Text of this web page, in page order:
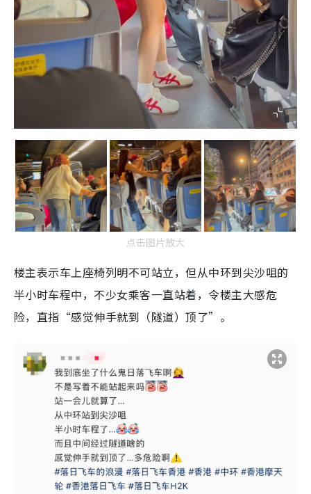
点击图片放大
楼主表示车上座椅列明不可站立，但从中环到尖沙咀的
半小时车程中，不少女乘客一直站着，令楼主大感危
险，直指“感觉伸手就到（隧道）顶了”。